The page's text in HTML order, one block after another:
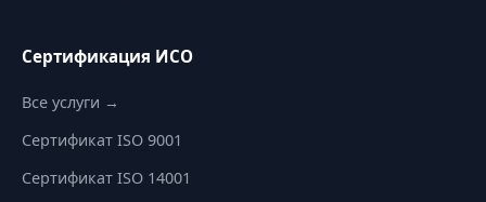
Сертификация ИСО
Все услуги →
Сертификат ISO 9001
Сертификат ISO 14001